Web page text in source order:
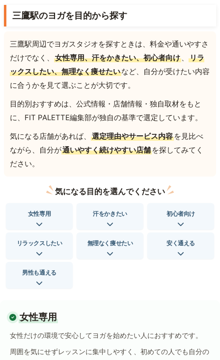
三鷹駅のヨガを目的から探す
三鷹駅周辺でヨガスタジオを探すときは、料金や通いやすさ
だけでなく、
女性専用、汗をかきたい、初心者向け 、
リラ
ックスしたい、無理なく痩せたいなど、自分が受けたい内容
に合うかを見て選ぶことが大切です。
目的別おすすめは、公式情報・店舗情報・独自取材をもと
に、FIT PALETTE編集部が独自の基準で選定しています。
気になる店舗があれば、
選定理由やサービス内容 を見比べ
ながら、自分が通いやすく続けやすい店舗 を探してみてく
ださい。
気になる目的を選んでください
女性専用 汗をかきたい 初心者向け
リラックスしたい 無理なく痩せたい 安く通える
男性も通える
女性専用
女性だけの環境で安心してヨガを始めたい人におすすめです。
周囲を気にせずレッスンに集中しやすく、初めての人でも自分の